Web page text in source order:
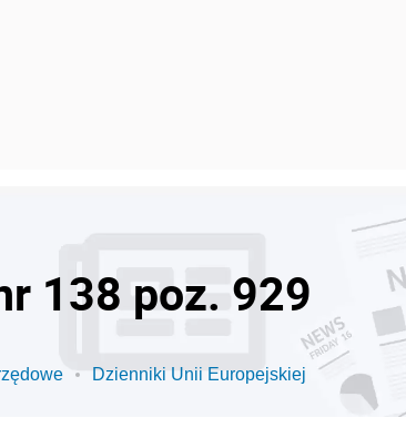
138 poz. 929
Dzienniki Unii Europejskiej